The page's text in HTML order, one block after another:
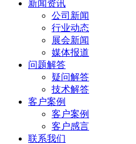
新闻资讯
公司新闻
行业动态
展会新闻
媒体报道
问题解答
疑问解答
技术解答
客户案例
客户案例
客户感言
联系我们